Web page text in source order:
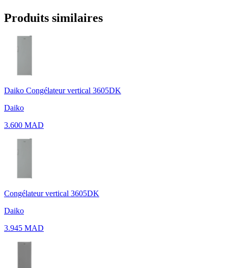
Produits similaires
Daiko Congélateur vertical 3605DK
Daiko
3.600 MAD
Congélateur vertical 3605DK
Daiko
3.945 MAD